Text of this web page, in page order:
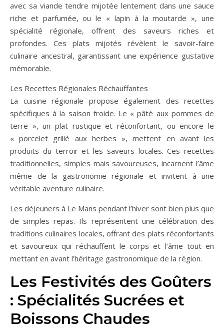
avec sa viande tendre mijotée lentement dans une sauce
riche et parfumée, ou le « lapin à la moutarde », une
spécialité régionale, offrent des saveurs riches et
profondes. Ces plats mijotés révèlent le savoir-faire
culinaire ancestral, garantissant une expérience gustative
mémorable.
Les Recettes Régionales Réchauffantes
La cuisine régionale propose également des recettes
spécifiques à la saison froide. Le « pâté aux pommes de
terre », un plat rustique et réconfortant, ou encore le
« porcelet grillé aux herbes », mettent en avant les
produits du terroir et les saveurs locales. Ces recettes
traditionnelles, simples mais savoureuses, incarnent l’âme
même de la gastronomie régionale et invitent à une
véritable aventure culinaire.
Les déjeuners à Le Mans pendant l’hiver sont bien plus que
de simples repas. Ils représentent une célébration des
traditions culinaires locales, offrant des plats réconfortants
et savoureux qui réchauffent le corps et l’âme tout en
mettant en avant l’héritage gastronomique de la région.
Les Festivités des Goûters
: Spécialités Sucrées et
Boissons Chaudes